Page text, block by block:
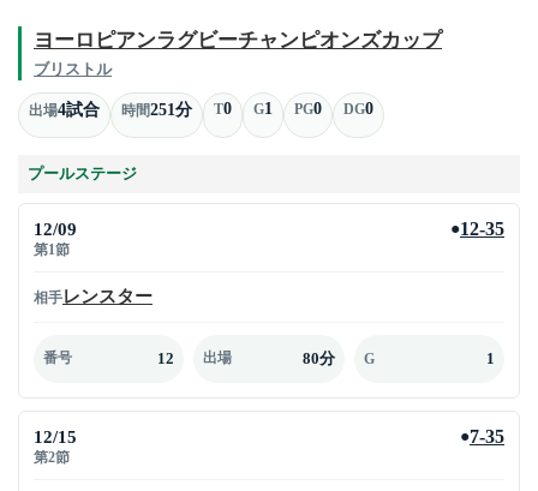
ヨーロピアンラグビーチャンピオンズカップ
ブリストル
出場4試合 時間251分 T0 G1 PG0 DG0
プールステージ
12/09
第1節
●12-35
相手レンスター
番号 12 出場 80分 G 1
12/15
第2節
●7-35